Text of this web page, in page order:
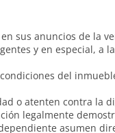
sus anuncios de la
y en especial, a
del
o atenten contra la
legalmente
asumen